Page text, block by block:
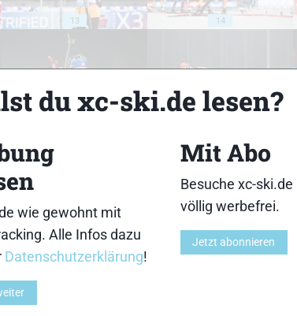
13 14
23 24
du xc-ski.de lesen?
wie gewohnt mit
Alle Infos dazu
Datenschutzerklärung!
Mit Abo
Besuche xc-
völlig werbefrei.
Jetzt abonnieren